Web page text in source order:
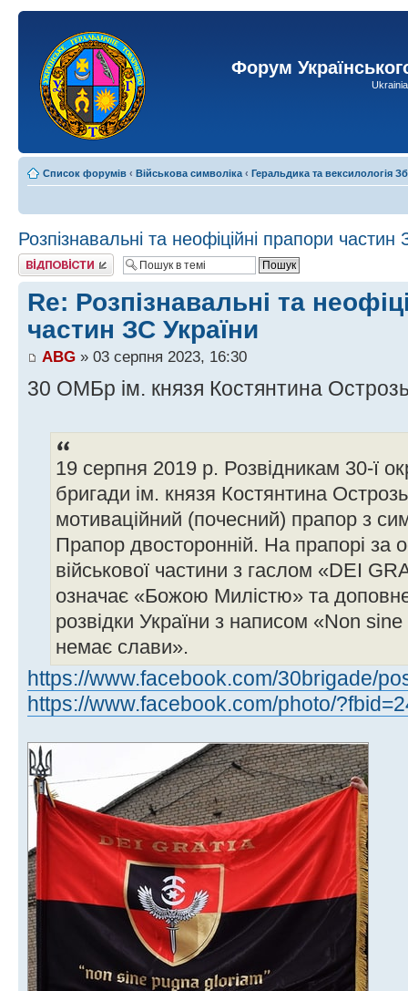
Форум
Список форумів ‹ Військова символіка ‹ Геральдика та вексилологія
Розпізнавальні та неофіційні прапори частин
Відповісти
Re: Розпізнавальні та
частин ЗС України
ABG » 03 серпня 2023, 16:30
30 ОМБр ім. князя Костянтина
19 серпня 2019 р. Розвідникам 30-ї
бригади ім. князя Костянтина
мотиваційний (почесний) прапор з
Прапор двосторонній. На прапорі за
військової частини з гаслом «DEI
означає «Божою Милістю» та
розвідки України з написом «Non
немає слави».
https://www.facebook.com/30brigade/
https://www.facebook.com/photo/